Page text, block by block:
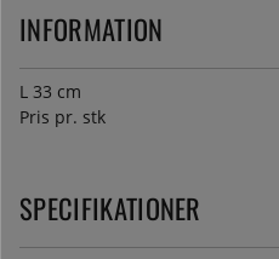
INFORMATION
L 33 cm
Pris pr. stk
SPECIFIKATIONER